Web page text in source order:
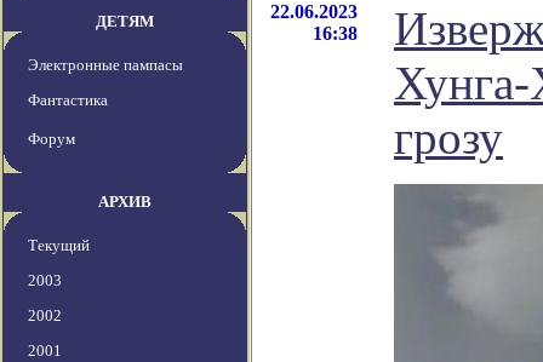
ДЕТЯМ
Электронные пампасы
Фантастика
Форум
АРХИВ
Текущий
2003
2002
2001
22.06.2023
16:38
Хунга-
грозу